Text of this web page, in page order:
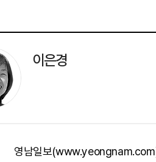
이은경
영남일보